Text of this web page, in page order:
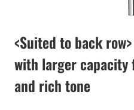
<Suited to back
with larger capacity
and rich tone